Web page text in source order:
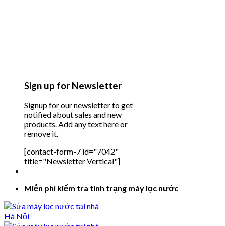
Sign up for Newsletter
Signup for our newsletter to get
notified about sales and new
products. Add any text here or
remove it.
[contact-form-7 id="7042"
title="Newsletter Vertical"]
Miễn phí kiểm tra tình trạng máy lọc nước